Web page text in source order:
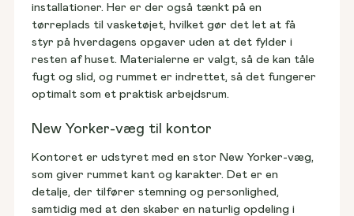
installationer. Her er der også tænkt på en
tørreplads til vasketøjet, hvilket gør det let at få
styr på hverdagens opgaver uden at det fylder i
resten af huset. Materialerne er valgt, så de kan tåle
fugt og slid, og rummet er indrettet, så det fungerer
optimalt som et praktisk arbejdsrum.
New Yorker-væg til kontor
Kontoret er udstyret med en stor New Yorker-væg,
som giver rummet kant og karakter. Det er en
detalje, der tilfører stemning og personlighed,
samtidig med at den skaber en naturlig opdeling i